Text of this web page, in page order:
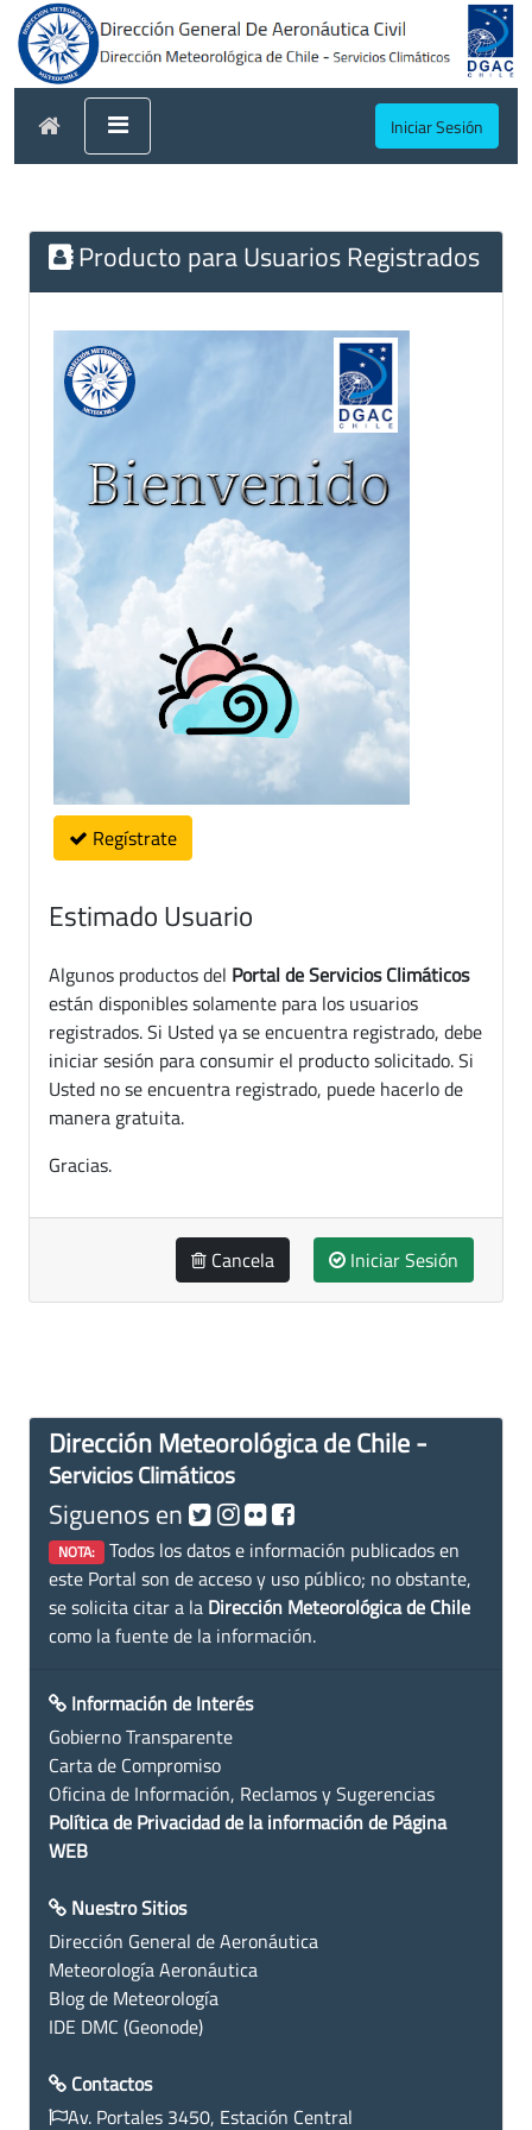
Iniciar Sesión
Producto para Usuarios Registrados
Regístrate
Estimado Usuario
Algunos productos del Portal de Servicios Climáticos
están disponibles solamente para los usuarios
registrados. Si Usted ya se encuentra registrado, debe
iniciar sesión para consumir el producto solicitado. Si
Usted no se encuentra registrado, puede hacerlo de
manera gratuita.
Gracias.
Cancela Iniciar Sesión
Dirección Meteorológica de Chile -
Servicios Climáticos
Siguenos en
NOTA: Todos los datos e información publicados en
este Portal son de acceso y uso público; no obstante,
se solicita citar a la Dirección Meteorológica de Chile
como la fuente de la información.
Información de Interés
Gobierno Transparente
Carta de Compromiso
Oficina de Información, Reclamos y Sugerencias
Política de Privacidad de la información de Página
WEB
Nuestro Sitios
Dirección General de Aeronáutica
Meteorología Aeronáutica
Blog de Meteorología
IDE DMC (Geonode)
Contactos
Av. Portales 3450, Estación Central